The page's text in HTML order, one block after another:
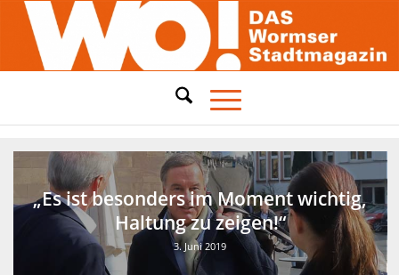
„Es ist besonders im Moment wichtig,
Haltung zu zeigen!“
3. Juni 2019